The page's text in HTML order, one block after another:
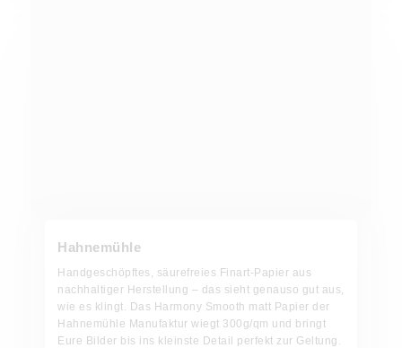
Hahnemühle
Handgeschöpftes, säurefreies Finart-Papier aus
nachhaltiger Herstellung – das sieht genauso gut aus,
wie es klingt. Das Harmony Smooth matt Papier der
Hahnemühle Manufaktur wiegt 300g/qm und bringt
Eure Bilder bis ins kleinste Detail perfekt zur Geltung.